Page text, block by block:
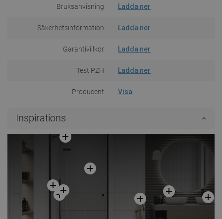
Bruksanvisning Ladda ner
Säkerhetsinformation Ladda ner
Garantivillkor Ladda ner
Test PZH Ladda ner
Producent Visa
Inspirations